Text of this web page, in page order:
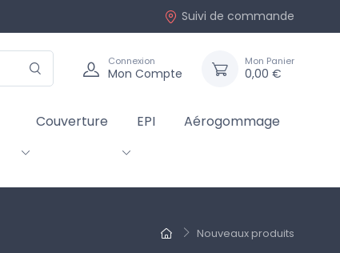
Suivi de commande
Connexion
Mon Compte
Mon Panier
0,00 €
Couverture EPI Aérogommage
Nouveaux produits